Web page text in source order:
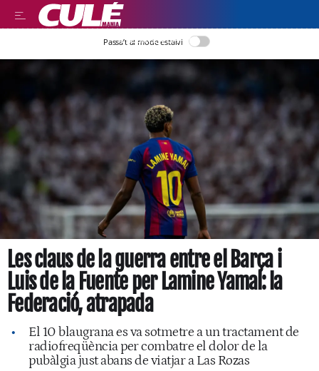
LLEGIR EN CATALÀ
Passa’t al mode estalvi
Les claus de la guerra entre el Barça i
Luis de la Fuente per Lamine Yamal: la
Federació, atrapada
El 10 blaugrana es va sotmetre a un tractament de
radiofreqüència per combatre el dolor de la
pubàlgia just abans de viatjar a Las Rozas